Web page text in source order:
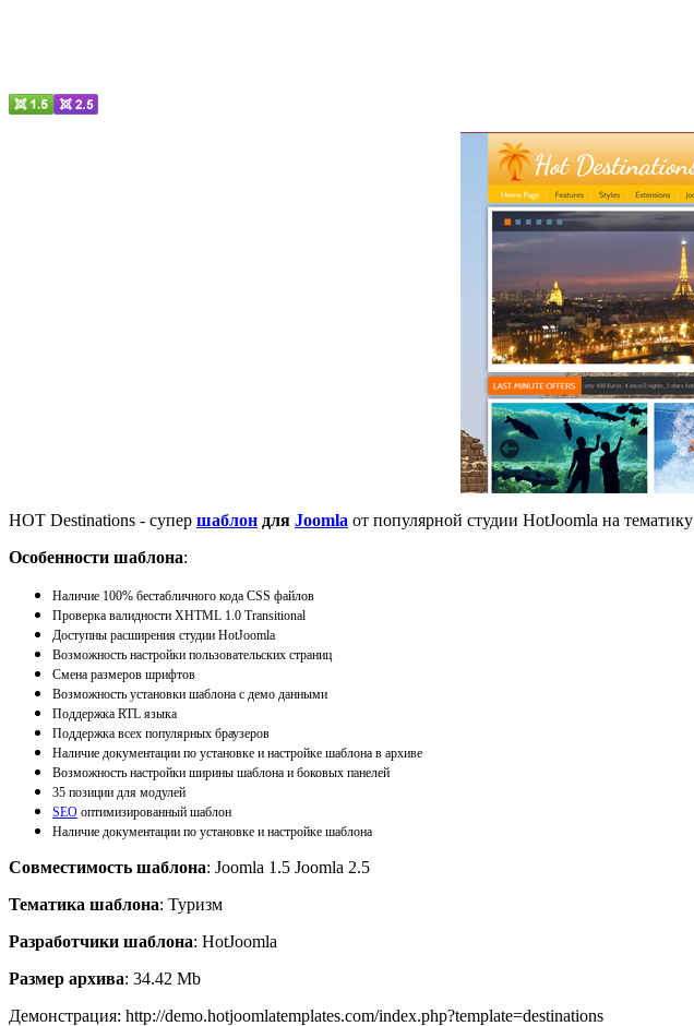
HOT Destinations - супер шаблон для Joomla от популярной студии HotJoomla на тематику
Особенности шаблона:
Наличие 100% бестабличного кода CSS файлов
Проверка валидности XHTML 1.0 Transitional
Доступны расширения студии HotJoomla
Возможность настройки пользовательских страниц
Смена размеров шрифтов
Возможность установки шаблона с демо данными
Поддержка RTL языка
Поддержка всех популярных браузеров
Наличие документации по установке и настройке шаблона в архиве
Возможность настройки ширины шаблона и боковых панелей
35 позиции для модулей
SEO оптимизированный шаблон
Наличие документации по установке и настройке шаблона
Совместимость шаблона: Joomla 1.5 Joomla 2.5
Тематика шаблона: Туризм
Разработчики шаблона: HotJoomla
Размер архива: 34.42 Mb
Демонстрация: http://demo.hotjoomlatemplates.com/index.php?template=destinations